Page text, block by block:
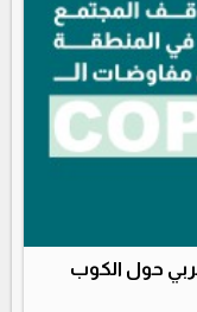
حول الكوب